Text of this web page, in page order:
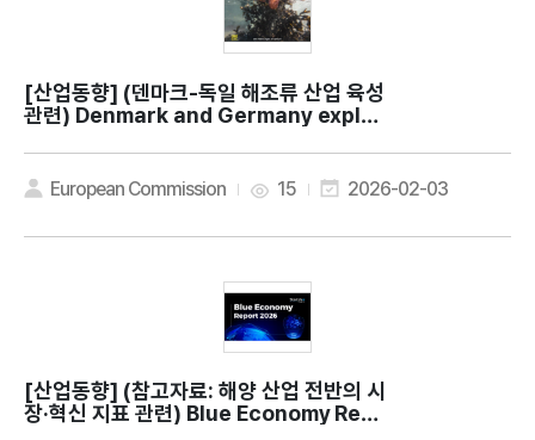
[산업동향]
관련) Denmark and Germany explor
food source
European Commission 15 2026-02-03
[산업동향]
장·혁신 지표 관련) Blue Economy Repo